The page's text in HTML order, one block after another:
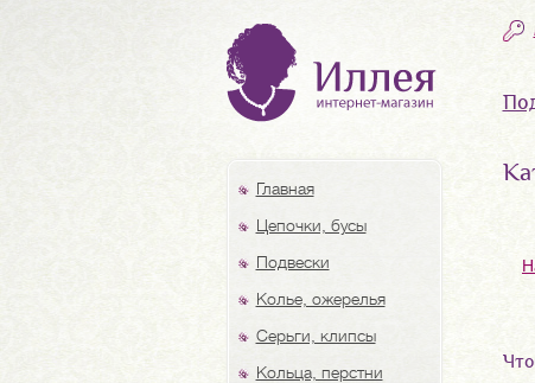
Главная
Цепочки, бусы
Подвески
Колье, ожерелья
Серьги, клипсы
Кольца, перстни